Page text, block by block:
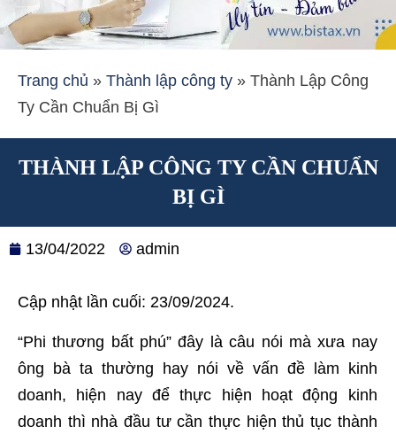
Trang chủ » Thành lập công ty » Thành Lập Công
Ty Cần Chuẩn Bị Gì
THÀNH LẬP CÔNG TY CẦN CHUẨN
BỊ GÌ
13/04/2022 admin
Cập nhật lần cuối: 23/09/2024.
“Phi thương bất phú” đây là câu nói mà xưa nay
ông bà ta thường hay nói về vấn đề làm kinh
doanh, hiện nay để thực hiện hoạt động kinh
doanh thì nhà đầu tư cần thực hiện thủ tục thành